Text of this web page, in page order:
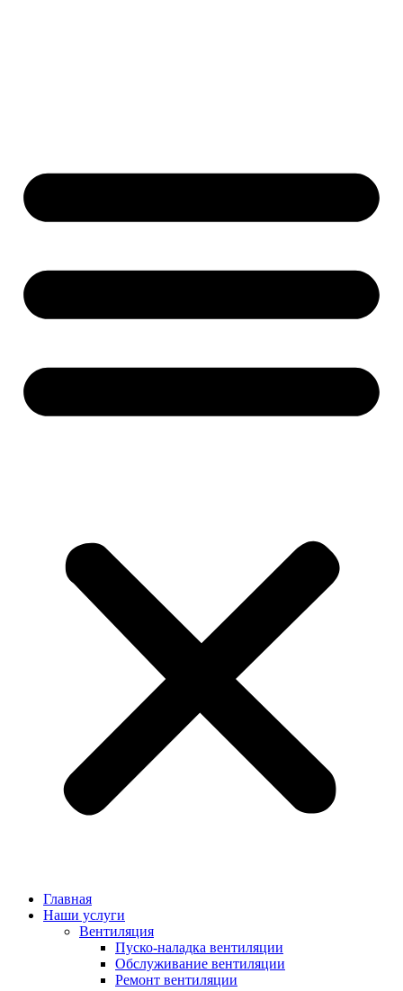
Главная
Наши услуги
Вентиляция
Пуско-наладка вентиляции
Обслуживание вентиляции
Ремонт вентиляции